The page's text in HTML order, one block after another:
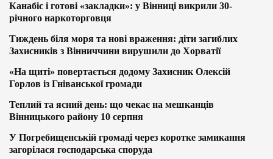
Канабіс і готові «закладки»: у Вінниці викрили 30-
річного наркоторговця
Тиждень біля моря та нові враження: діти загиблих
Захисників з Вінниччини вирушили до Хорватії
«На щиті» повертається додому Захисник Олексій
Горлов із Гніванської громади
Теплий та ясний день: що чекає на мешканців
Вінницького району 10 серпня
У Погребищенській громаді через коротке замикання
загорілася господарська споруда